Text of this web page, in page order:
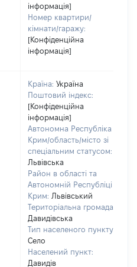
інформація]
Номер квартири/
кімнати/гаражу:
[Конфіденційна
інформація]
Країна: Україна
Поштовий індекс:
[Конфіденційна
інформація]
Автономна Республіка
Крим/область/місто зі
спеціальним статусом:
Львівська
Район в області та
Автономній Республіці
Крим: Львівський
Територіальна громада:
Давидівська
Тип населеного пункту:
Село
Населений пункт:
Давидів